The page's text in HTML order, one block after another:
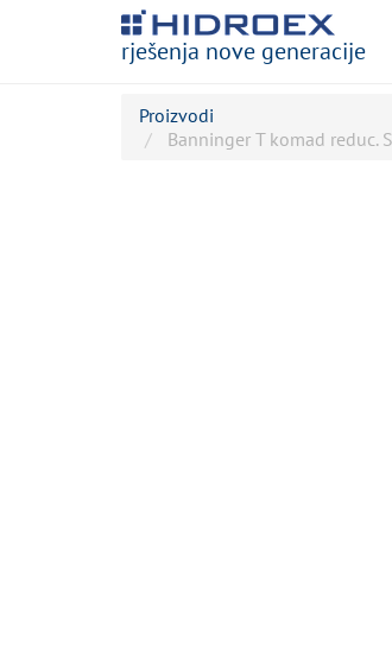
rješenja nove generacije
Proizvodi
Banninger T komad reduc.